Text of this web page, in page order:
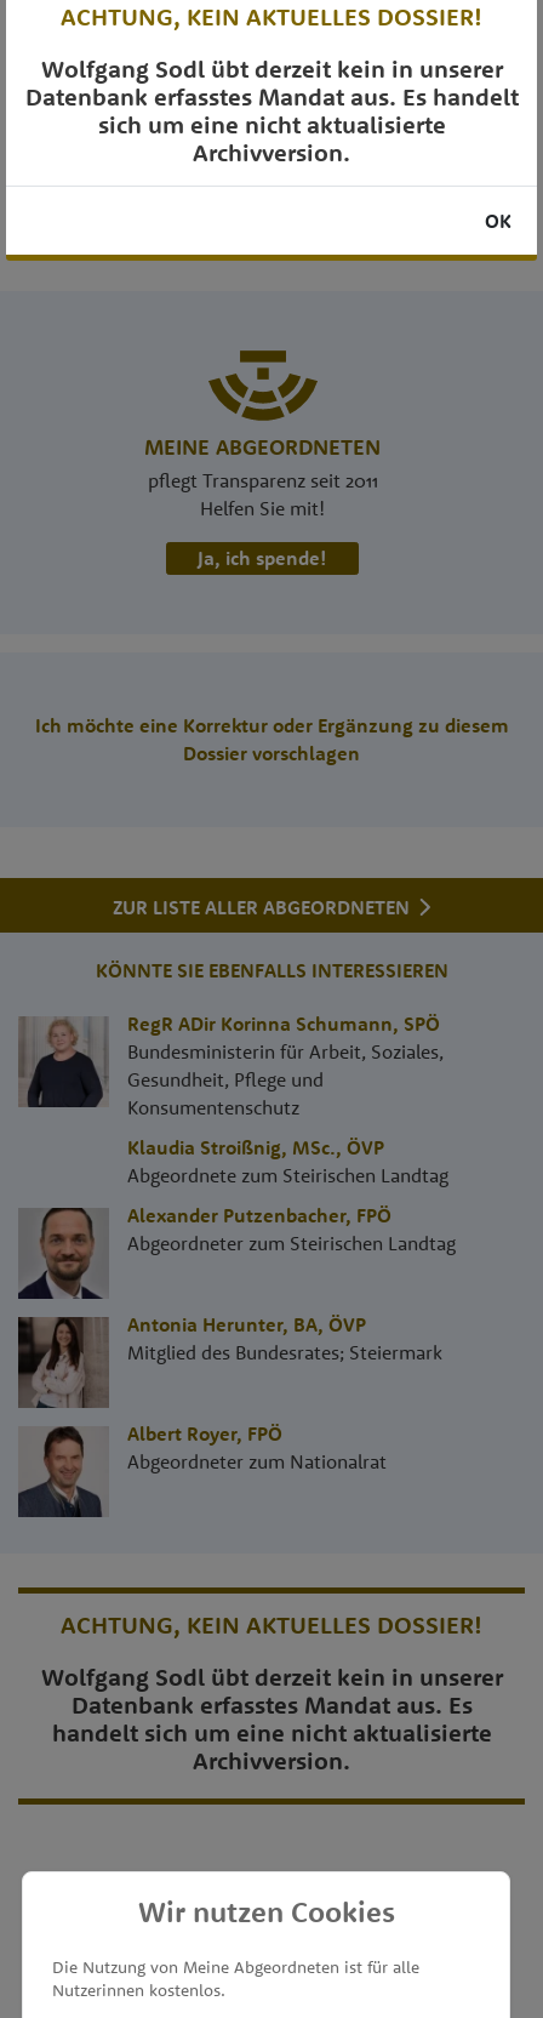
MEINE ABGEORDNETEN
pflegt Transparenz seit 2011
Helfen Sie mit!
Ja, ich spende!
Ich möchte eine Korrektur oder Ergänzung zu diesem
Dossier vorschlagen
ZUR LISTE ALLER ABGEORDNETEN
KÖNNTE SIE EBENFALLS INTERESSIEREN
RegR ADir Korinna Schumann, SPÖ
Bundesministerin für Arbeit, Soziales,
Gesundheit, Pflege und
Konsumentenschutz
Klaudia Stroißnig, MSc., ÖVP
Abgeordnete zum Steirischen Landtag
Alexander Putzenbacher, FPÖ
Abgeordneter zum Steirischen Landtag
Antonia Herunter, BA, ÖVP
Mitglied des Bundesrates; Steiermark
Albert Royer, FPÖ
Abgeordneter zum Nationalrat
ACHTUNG, KEIN AKTUELLES DOSSIER!
Wolfgang Sodl übt derzeit kein in unserer
Datenbank erfasstes Mandat aus. Es
handelt sich um eine nicht aktualisierte
Archivversion.
ACHTUNG, KEIN AKTUELLES DOSSIER!
Wolfgang Sodl übt derzeit kein in unserer
Datenbank erfasstes Mandat aus. Es handelt
sich um eine nicht aktualisierte
Archivversion.
OK
MEINE ABGEORDNETEN
unterstützt von
Wir nutzen Cookies
Die Nutzung von Meine Abgeordneten ist für alle
Nutzerinnen kostenlos.